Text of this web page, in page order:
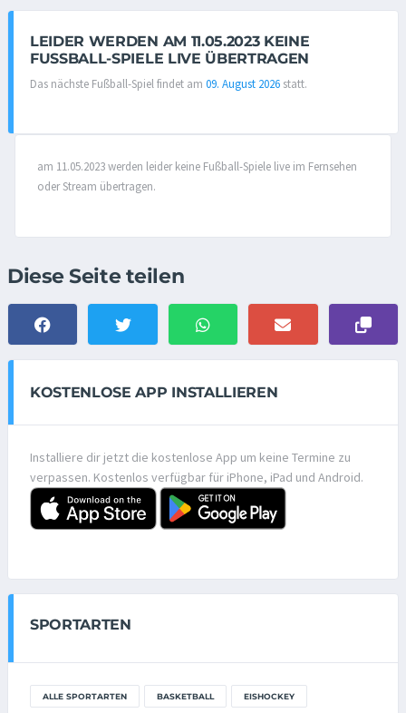
LEIDER WERDEN AM 11.05.2023 KEINE
FUSSBALL-SPIELE LIVE ÜBERTRAGEN
Das nächste Fußball-Spiel findet am 09. August 2026 statt.
am 11.05.2023 werden leider keine Fußball-Spiele live im Fernsehen
oder Stream übertragen.
Diese Seite teilen
KOSTENLOSE APP INSTALLIEREN
Installiere dir jetzt die kostenlose App um keine Termine zu
verpassen. Kostenlos verfügbar für iPhone, iPad und Android.
SPORTARTEN
ALLE SPORTARTEN BASKETBALL EISHOCKEY